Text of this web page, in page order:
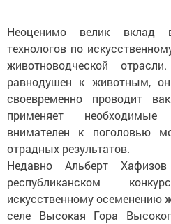
Неоценимо велик вклад
технологов по
животноводческой
равнодушен к животным,
своевременно проводит
применяет необходимые
внимателен к поголовью
отрадных результатов.
Недавно Альберт
республиканском
искусственному осеменению
селе Высокая Гора